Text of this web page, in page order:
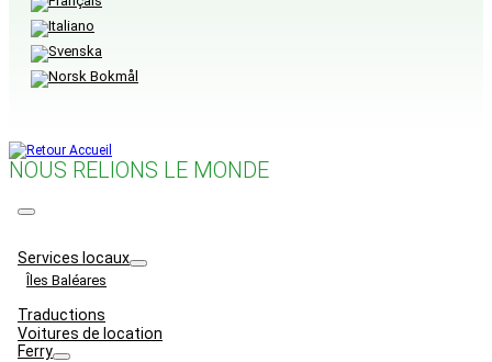
NOUS RELIONS LE MONDE
Menu
Services locaux
Îles Baléares
Traductions
Voitures de location
Ferry